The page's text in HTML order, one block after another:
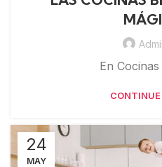
En
CONTINUE
24
MAY